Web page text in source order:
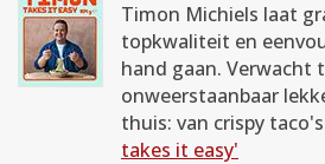
Timon Michiels laat
topkwaliteit en
hand gaan. Verwacht
onweerstaanbaar
thuis: van crispy
takes it easy'